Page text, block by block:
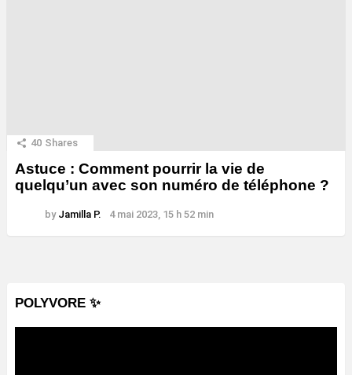
40 Shares
Astuce : Comment pourrir la vie de
quelqu’un avec son numéro de téléphone ?
by Jamilla P. 4 mai 2023, 15 h 52 min
POLYVORE ✨